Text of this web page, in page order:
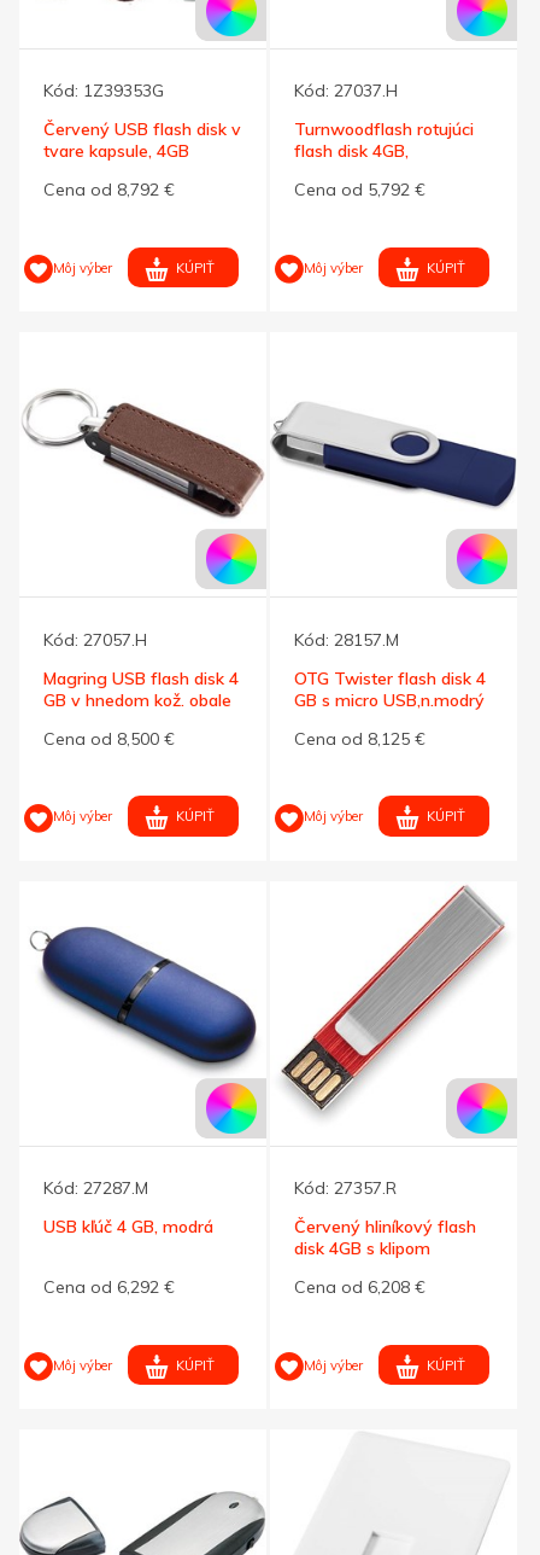
Kód: 1Z39353G
Červený USB flash disk v
tvare kapsule, 4GB
Cena od 8,792 €
Môj výber KÚPIŤ
Kód: 27037.H
Turnwoodflash rotujúci
flash disk 4GB,
Cena od 5,792 €
Môj výber KÚPIŤ
Kód: 27057.H
Magring USB flash disk 4
GB v hnedom kož. obale
Cena od 8,500 €
Môj výber KÚPIŤ
Kód: 28157.M
OTG Twister flash disk 4
GB s micro USB,n.modrý
Cena od 8,125 €
Môj výber KÚPIŤ
Kód: 27287.M
USB kľúč 4 GB, modrá
Cena od 6,292 €
Môj výber KÚPIŤ
Kód: 27357.R
Červený hliníkový flash
disk 4GB s klipom
Cena od 6,208 €
Môj výber KÚPIŤ